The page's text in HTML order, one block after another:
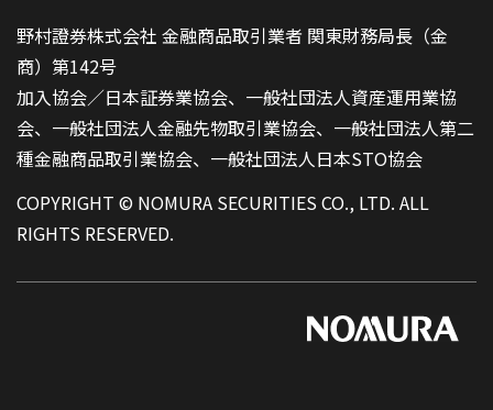
野村證券株式会社 金融商品取引業者 関東財務局長（金
商）第142号
加入協会／日本証券業協会、一般社団法人資産運用業協
会、一般社団法人金融先物取引業協会、一般社団法人第二
種金融商品取引業協会、一般社団法人日本STO協会
COPYRIGHT © NOMURA SECURITIES CO., LTD. ALL
RIGHTS RESERVED.